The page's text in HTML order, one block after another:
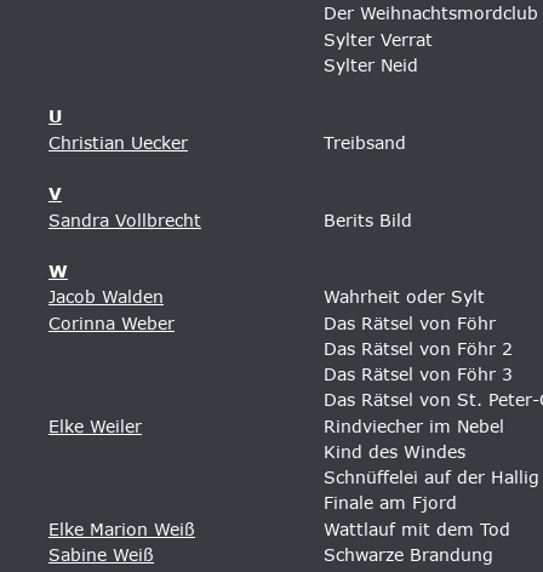
Der Weihnachtsmordclub
Sylter Verrat
Sylter Neid
U
Christian Uecker
Treibsand
V
Sandra Vollbrecht
Berits Bild
W
Jacob Walden
Wahrheit oder Sylt
Corinna Weber
Das Rätsel von Föhr
Das Rätsel von Föhr 2
Das Rätsel von Föhr 3
Das Rätsel von St.
Elke Weiler
Rindviecher im Nebel
Kind des Windes
Schnüffelei auf der Hallig
Finale am Fjord
Elke Marion Weiß
Wattlauf mit dem Tod
Sabine Weiß
Schwarze Brandung